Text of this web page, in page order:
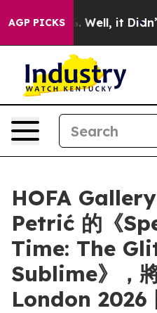
AGP PICKS
40%. Well, it Didn’t
HOFA
Petrić 的《
Time: The
Sublime》，
London 2026